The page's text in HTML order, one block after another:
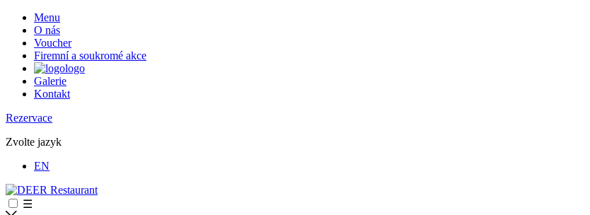
Menu
O nás
Voucher
Firemní a soukromé akce
logo
Galerie
Kontakt
Rezervace
Zvolte jazyk
EN
☰